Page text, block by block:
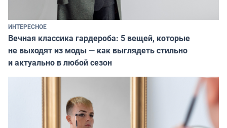
ИНТЕРЕСНОЕ
Вечная классика гардероба: 5 вещей, которые
не выходят из моды — как выглядеть стильно
и актуально в любой сезон